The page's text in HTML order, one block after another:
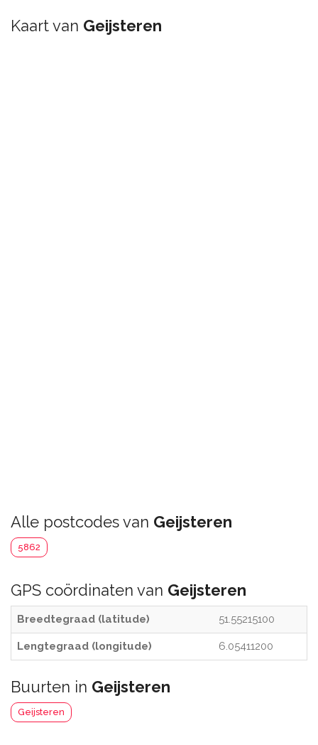
Kaart van Geijsteren
Alle postcodes van Geijsteren
5862
GPS coördinaten van Geijsteren
Breedtegraad (latitude) 51.55215100
Lengtegraad (longitude) 6.05411200
Buurten in Geijsteren
Geijsteren